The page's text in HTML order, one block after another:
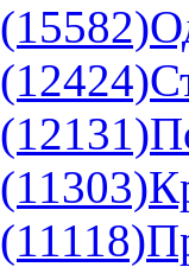
(15582)
(12424)
(12131)
(11303)
(11118)